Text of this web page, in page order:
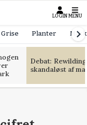
LOGIN MENU
Grise Planter
Debat:
skandaløst af